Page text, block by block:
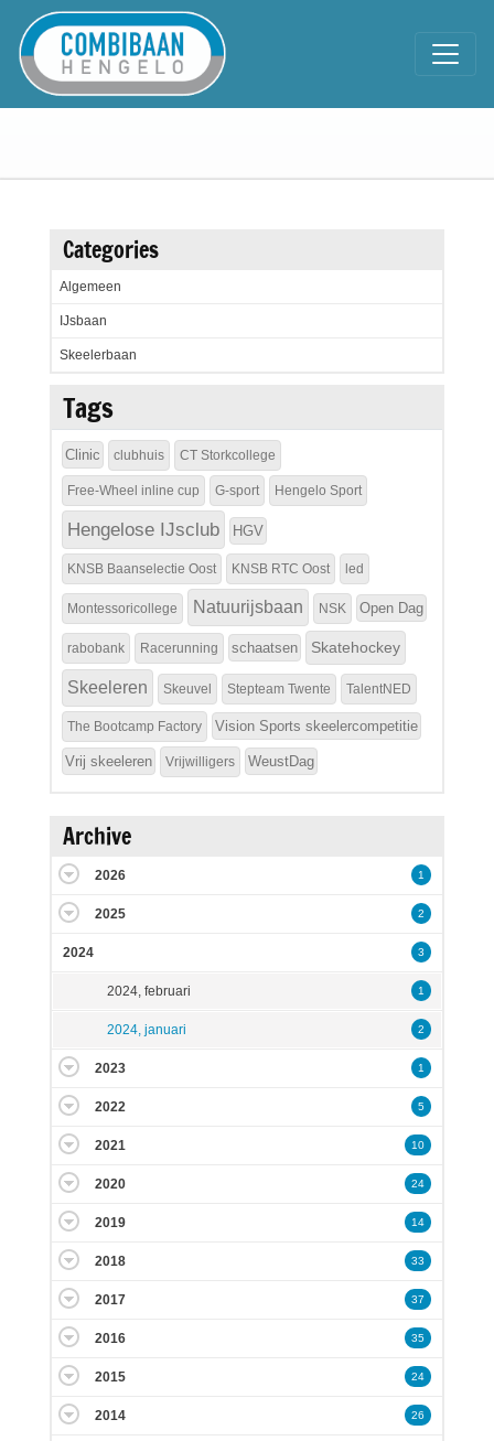
Categories
Algemeen
IJsbaan
Skeelerbaan
Tags
Clinic clubhuis CT Storkcollege
Free-Wheel inline cup G-sport Hengelo Sport
Hengelose IJsclub HGV
KNSB Baanselectie Oost KNSB RTC Oost led
Montessoricollege Natuurijsbaan NSK Open Dag
rabobank Racerunning schaatsen Skatehockey
Skeeleren Skeuvel Stepteam Twente TalentNED
The Bootcamp Factory Vision Sports skeelercompetitie
Vrij skeeleren Vrijwilligers WeustDag
Archive
2026 1
2025 2
2024 3
2024, februari 1
2024, januari 2
2023 1
2022 5
2021 10
2020 24
2019 14
2018 33
2017 37
2016 35
2015 24
2014 26